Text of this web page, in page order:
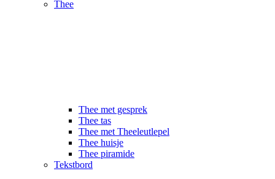
Thee
Thee met gesprek
Thee tas
Thee met Theeleutlepel
Thee huisje
Thee piramide
Tekstbord